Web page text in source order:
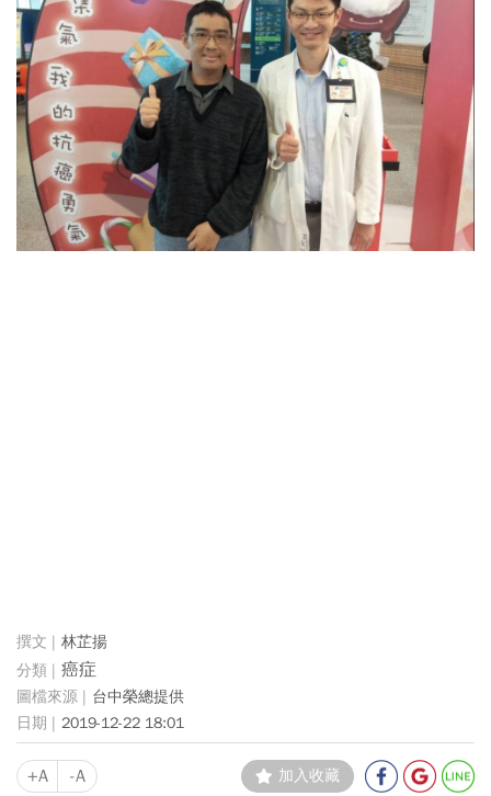
林芷揚
癌症
台中榮總提供
2019-12-22 18:01
+A -A 加入收藏